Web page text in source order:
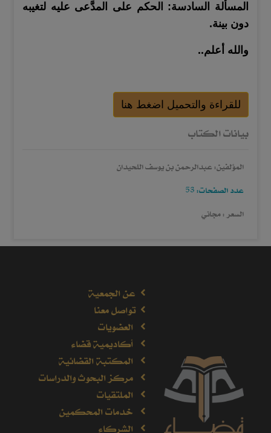
المسألة السادسة: الحكم على المدَّعى عليه لتغيبه
دون بينة.
والله أعلم..
للقراءة والتحميل اضغط هنا
بيانات الكتاب
المؤلفين: عبدالرحمن بن يوسف اللحيدان
عدد الصفحات: 53
السعر : مجاني
عن الجمعية
تواصل معنا
العضويات
أكاديمية قضاء
المكتبة القضائية
مركز البحوث والدراسات
الملتقيات
خدمات المحكمين
الشركاء